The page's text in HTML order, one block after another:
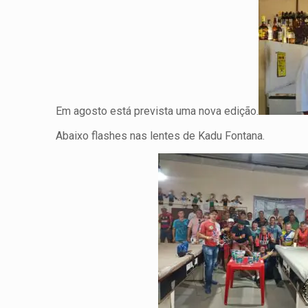
Em agosto está prevista uma nova edição.
Abaixo flashes nas lentes de Kadu Fontana.